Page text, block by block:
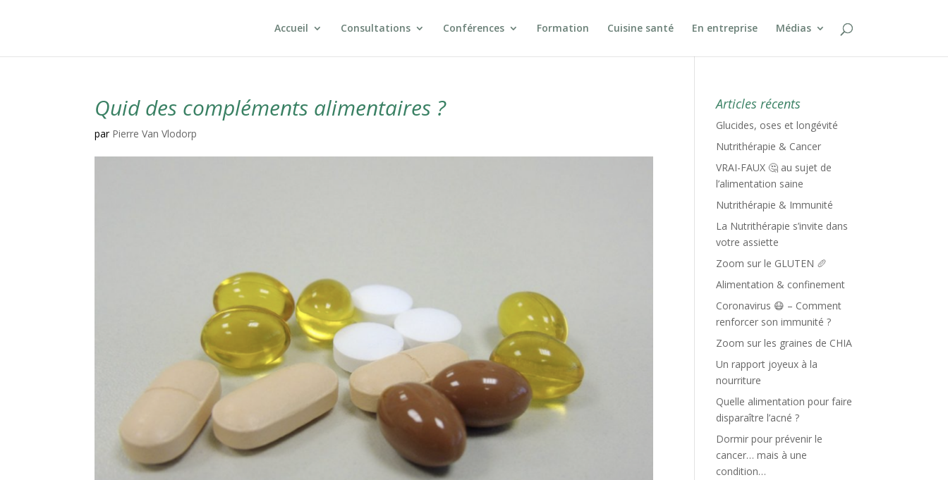
Accueil Consultations Conférences Formation Cuisine santé En entreprise Médias
Quid des compléments alimentaires ?
par Pierre Van Vlodorp
Articles récents
Glucides, oses et longévité
Nutrithérapie & Cancer
VRAI-FAUX 🤔 au sujet de
l’alimentation saine
Nutrithérapie & Immunité
La Nutrithérapie s’invite dans
votre assiette
Zoom sur le GLUTEN 🥖
Alimentation & confinement
Coronavirus 😷 – Comment
renforcer son immunité ?
Zoom sur les graines de CHIA
Un rapport joyeux à la
nourriture
Quelle alimentation pour faire
disparaître l’acné ?
Dormir pour prévenir le
cancer… mais à une
condition…